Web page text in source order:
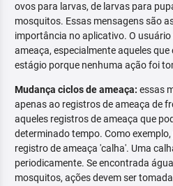
ovos para larvas, de larvas para
mosquitos. Essas mensagens são
importância no aplicativo. O
ameaça, especialmente aqueles
estágio porque nenhuma ação foi
Mudança ciclos de ameaça: essas
apenas ao registros de ameaça de
aqueles registros de ameaça que
determinado tempo. Como
registro de ameaça 'calha'. Uma
periodicamente. Se encontrada
mosquitos, ações devem ser